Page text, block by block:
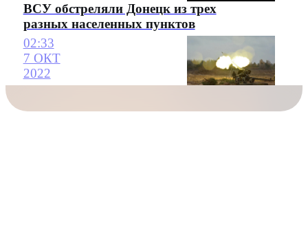
ВСУ обстреляли Донецк из трех
разных населенных пунктов
02:33
7 ОКТ
2022